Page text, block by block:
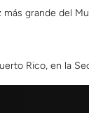
grande del
Rico, en la